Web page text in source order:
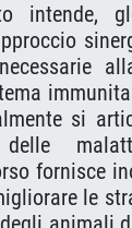
intende,
si
delle
fornisce
le